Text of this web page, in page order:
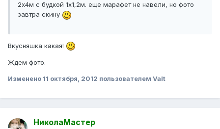
2х4м с будкой 1х1,2м. еще марафет не навели, но фото
завтра скину
Вкусняшка какая!
Ждем фото.
Изменено 11 октября, 2012 пользователем Valt
НиколаМастер